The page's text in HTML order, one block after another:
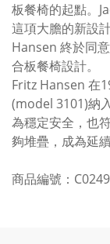
板餐椅的起點。
這項大膽的新設
Hansen 終於同
合板餐椅設計。
Fritz Hansen 在
(model 3101)納
為穩定安全，也
夠堆疊，成為延
商品編號：C0249